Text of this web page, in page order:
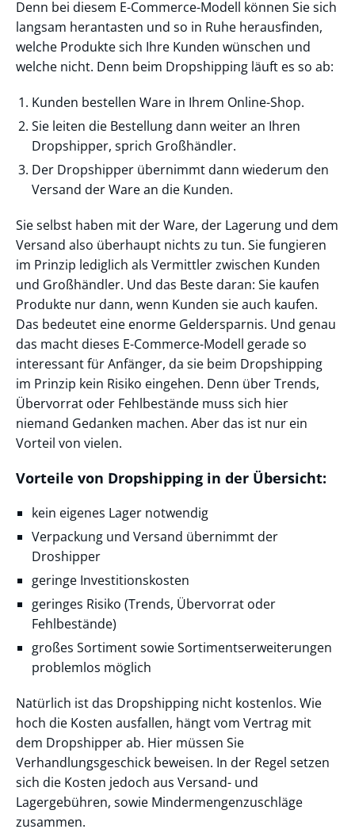
Denn bei diesem E-Commerce-Modell können Sie sich
langsam herantasten und so in Ruhe herausfinden,
welche Produkte sich Ihre Kunden wünschen und
welche nicht. Denn beim Dropshipping läuft es so ab:
Kunden bestellen Ware in Ihrem Online-Shop.
Sie leiten die Bestellung dann weiter an Ihren
Dropshipper, sprich Großhändler.
Der Dropshipper übernimmt dann wiederum den
Versand der Ware an die Kunden.
Sie selbst haben mit der Ware, der Lagerung und dem
Versand also überhaupt nichts zu tun. Sie fungieren
im Prinzip lediglich als Vermittler zwischen Kunden
und Großhändler. Und das Beste daran: Sie kaufen
Produkte nur dann, wenn Kunden sie auch kaufen.
Das bedeutet eine enorme Geldersparnis. Und genau
das macht dieses E-Commerce-Modell gerade so
interessant für Anfänger, da sie beim Dropshipping
im Prinzip kein Risiko eingehen. Denn über Trends,
Übervorrat oder Fehlbestände muss sich hier
niemand Gedanken machen. Aber das ist nur ein
Vorteil von vielen.
Vorteile von Dropshipping in der Übersicht:
kein eigenes Lager notwendig
Verpackung und Versand übernimmt der
Droshipper
geringe Investitionskosten
geringes Risiko (Trends, Übervorrat oder
Fehlbestände)
großes Sortiment sowie Sortimentserweiterungen
problemlos möglich
Natürlich ist das Dropshipping nicht kostenlos. Wie
hoch die Kosten ausfallen, hängt vom Vertrag mit
dem Dropshipper ab. Hier müssen Sie
Verhandlungsgeschick beweisen. In der Regel setzen
sich die Kosten jedoch aus Versand- und
Lagergebühren, sowie Mindermengenzuschläge
zusammen.